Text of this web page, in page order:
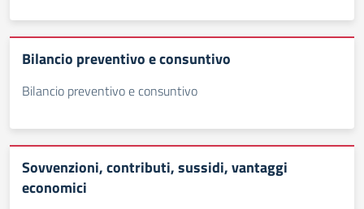
Bilancio preventivo e consuntivo
Bilancio preventivo e consuntivo
Sovvenzioni, contributi, sussidi, vantaggi
economici